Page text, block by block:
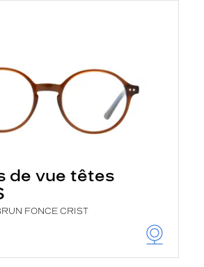
de vue têtes
FONCE CRIST